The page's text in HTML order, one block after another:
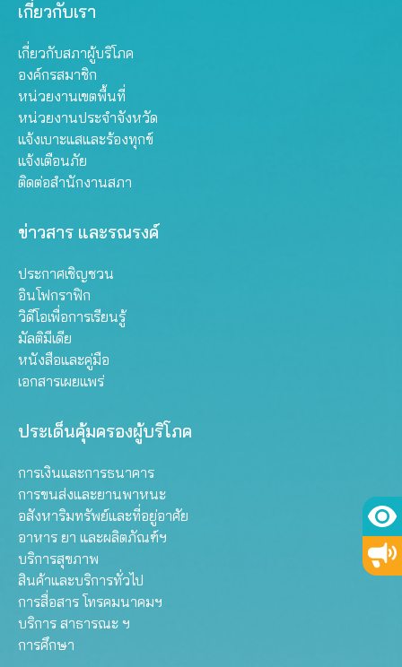
เกี่ยวกับเรา
เกี่ยวกับสภาผู้บริโภค
องค์กรสมาชิก
หน่วยงานเขตพื้นที่
หน่วยงานประจำจังหวัด
แจ้งเบาะแสและร้องทุกข์
แจ้งเตือนภัย
ติดต่อสำนักงานสภา
ข่าวสาร และรณรงค์
ประกาศเชิญชวน
อินโฟกราฟิก
วิดีโอเพื่อการเรียนรู้
มัลติมีเดีย
หนังสือและคู่มือ
เอกสารเผยแพร่
ประเด็นคุ้มครองผู้บริโภค
การเงินและการธนาคาร
การขนส่งและยานพาหนะ
อสังหาริมทรัพย์และที่อยู่อาศัย
อาหาร ยา และผลิตภัณฑ์ฯ
บริการสุขภาพ
สินค้าและบริการทั่วไป
การสื่อสาร โทรคมนาคมฯ
บริการ สาธารณะ ฯ
การศึกษา